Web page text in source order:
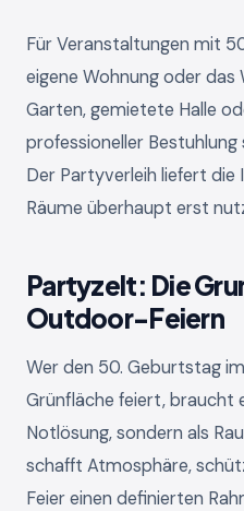
Für Veranstaltungen mit
eigene Wohnung oder das
Garten, gemietete Halle
professioneller Bestuhlung
Der Partyverleih liefert die
Räume überhaupt erst
Partyzelt: Die
Outdoor-Feiern
Wer den 50. Geburtstag
Grünfläche feiert, braucht
Notlösung, sondern als
schafft Atmosphäre,
Feier einen definierten